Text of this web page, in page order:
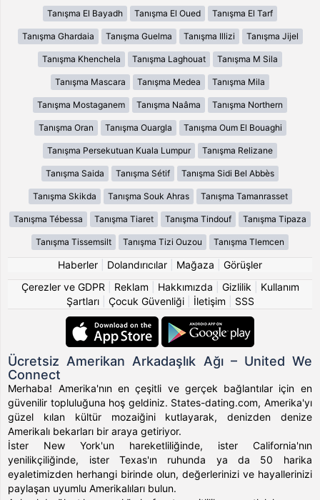
Tanışma El Bayadh Tanışma El Oued Tanışma El Tarf
Tanışma Ghardaia Tanışma Guelma Tanışma Illizi Tanışma Jijel
Tanışma Khenchela Tanışma Laghouat Tanışma M Sila
Tanışma Mascara Tanışma Medea Tanışma Mila
Tanışma Mostaganem Tanışma Naâma Tanışma Northern
Tanışma Oran Tanışma Ouargla Tanışma Oum El Bouaghi
Tanışma Persekutuan Kuala Lumpur Tanışma Relizane
Tanışma Saida Tanışma Sétif Tanışma Sidi Bel Abbès
Tanışma Skikda Tanışma Souk Ahras Tanışma Tamanrasset
Tanışma Tébessa Tanışma Tiaret Tanışma Tindouf Tanışma Tipaza
Tanışma Tissemsilt Tanışma Tizi Ouzou Tanışma Tlemcen
Haberler Dolandırıcılar Mağaza
Görüşler
Çerezler ve GDPR
Reklam Hakkımızda Gizlilik
Kullanım
Şartları| Çocuk Güvenliği| İletişim SSS
Ücretsiz Amerikan Arkadaşlık Ağı – United We
Connect
Merhaba! Amerika'nın en çeşitli ve gerçek bağlantılar için en
güvenilir topluluğuna hoş geldiniz. States-dating.com, Amerika'yı
güzel kılan kültür mozaiğini kutlayarak, denizden denize
Amerikalı bekarları bir araya getiriyor.
İster New York'un hareketliliğinde, ister California'nın
yenilikçiliğinde, ister Texas'ın ruhunda ya da 50 harika
eyaletimizden herhangi birinde olun, değerlerinizi ve hayallerinizi
paylaşan uyumlu Amerikalıları bulun.